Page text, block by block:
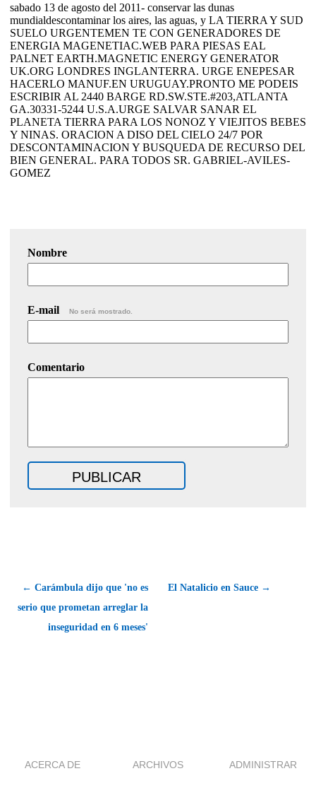
sabado 13 de agosto del 2011- conservar las dunas
mundialdescontaminar los aires, las aguas, y LA TIERRA Y SUD
SUELO URGENTEMEN TE CON GENERADORES DE
ENERGIA MAGENETIAC.WEB PARA PIESAS EAL
PALNET EARTH.MAGNETIC ENERGY GENERATOR
UK.ORG LONDRES INGLANTERRA. URGE ENEPESAR
HACERLO MANUF.EN URUGUAY.PRONTO ME PODEIS
ESCRIBIR AL 2440 BARGE RD.SW.STE.#203,ATLANTA
GA.30331-5244 U.S.A.URGE SALVAR SANAR EL
PLANETA TIERRA PARA LOS NONOZ Y VIEJITOS BEBES
Y NINAS. ORACION A DISO DEL CIELO 24/7 POR
DESCONTAMINACION Y BUSQUEDA DE RECURSO DEL
BIEN GENERAL. PARA TODOS SR. GABRIEL-AVILES-
GOMEZ
Nombre
E-mail No será mostrado.
Comentario
← Carámbula dijo que 'no es
serio que prometan arreglar la
inseguridad en 6 meses'
El Natalicio en Sauce →
ACERCA DE ARCHIVOS ADMINISTRAR